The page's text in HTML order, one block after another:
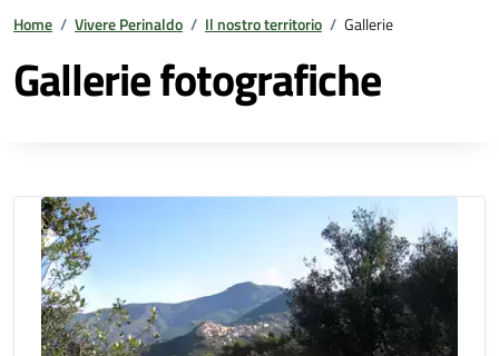
Home / Vivere Perinaldo / Il nostro territorio / Gallerie
Gallerie fotografiche